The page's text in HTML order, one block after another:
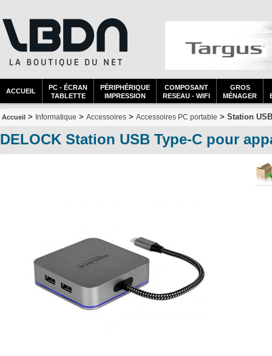
ACCUEIL
PC - ÉCRAN
TABLETTE
PÉRIPHÉRIQUE
IMPRESSION
COMPOSANT
RESEAU - WIFI
GROS
MÉNAGER
Accueil > Informatique > Accessoires > Accessoires PC portable > Station
DELOCK Station USB Type-C pour